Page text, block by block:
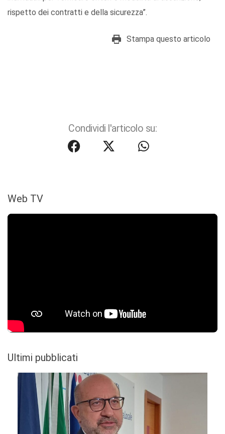
rispetto dei contratti e della sicurezza”.
Stampa questo articolo
Condividi l'articolo su:
Web TV
Ultimi pubblicati